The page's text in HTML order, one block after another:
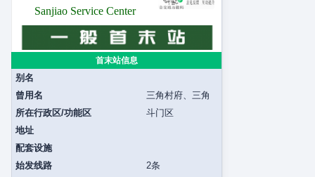
Sanjiao Service Center
首末站信息
别名
曾用名
三角村府、三角
所在行政区/功能区
斗门区
地址
配套设施
始发线路
2条